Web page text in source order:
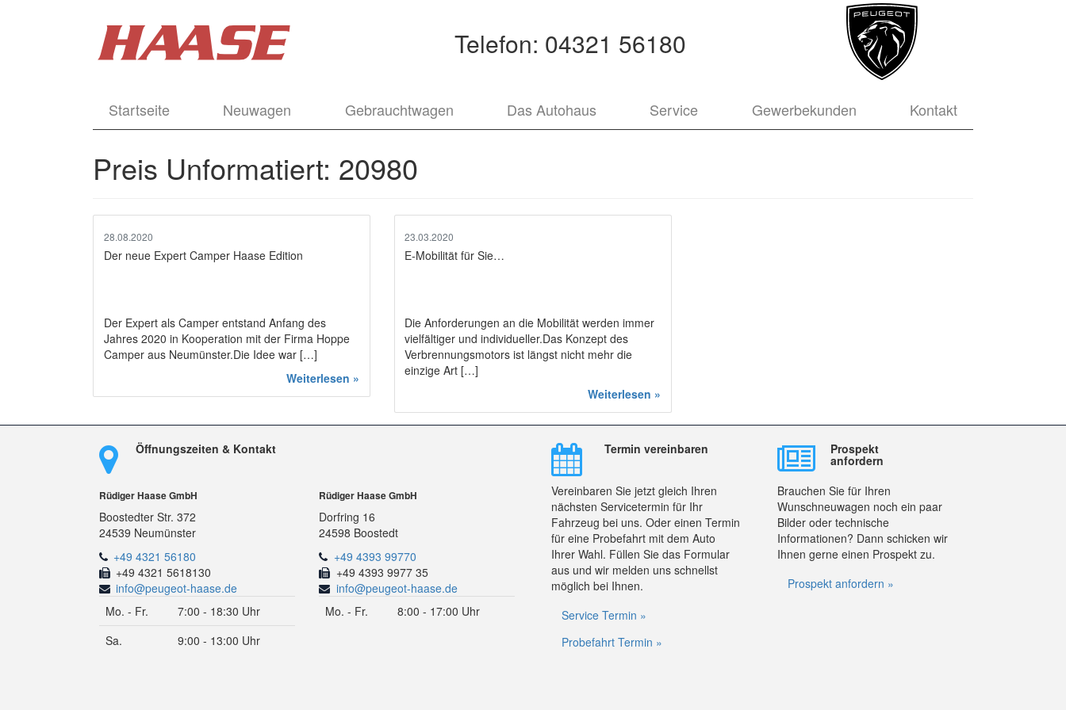
Telefon: 04321 56180
Startseite Neuwagen Gebrauchtwagen Das Autohaus Service Gewerbekunden Kontakt
Preis Unformatiert: 20980
28.08.2020
Der neue Expert Camper Haase Edition
Der Expert als Camper entstand Anfang des
Jahres 2020 in Kooperation mit der Firma Hoppe
Camper aus Neumünster.Die Idee war […]
Weiterlesen »
23.03.2020
E-Mobilität für Sie…
Die Anforderungen an die Mobilität werden immer
vielfältiger und individueller.Das Konzept des
Verbrennungsmotors ist längst nicht mehr die
einzige Art […]
Weiterlesen »
Öffnungszeiten & Kontakt
Rüdiger Haase GmbH
Boostedter Str. 372
24539 Neumünster
+49 4321 56180
+49 4321 5618130
info@peugeot-haase.de
Mo. - Fr.
7:00 - 18:30 Uhr
Sa.
9:00 - 13:00 Uhr
Rüdiger Haase GmbH
Dorfring 16
24598 Boostedt
+49 4393 99770
+49 4393 9977 35
info@peugeot-haase.de
Mo. - Fr.
8:00 - 17:00 Uhr
Termin vereinbaren
Vereinbaren Sie jetzt gleich Ihren
nächsten Servicetermin für Ihr
Fahrzeug bei uns. Oder einen Termin
für eine Probefahrt mit dem Auto
Ihrer Wahl. Füllen Sie das Formular
aus und wir melden uns schnellst
möglich bei Ihnen.
Service Termin »
Probefahrt Termin »
Prospekt
anfordern
Brauchen Sie für Ihren
Wunschneuwagen noch ein paar
Bilder oder technische
Informationen? Dann schicken wir
Ihnen gerne einen Prospekt zu.
Prospekt anfordern »